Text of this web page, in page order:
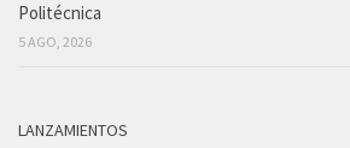
Politécnica
5 AGO, 2026
LANZAMIENTOS